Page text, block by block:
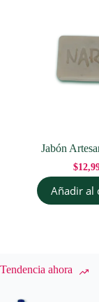
Jabón
$
Añadir al
Tendencia ahora